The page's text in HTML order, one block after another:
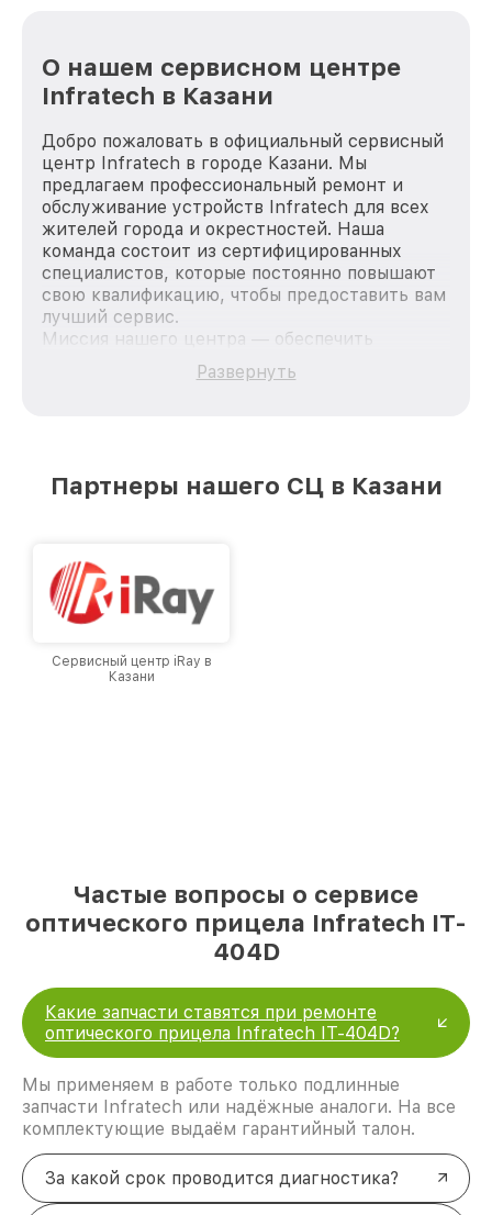
О нашем сервисном центре
Infratech в Казани
Добро пожаловать в официальный сервисный
центр Infratech в городе Казани. Мы
предлагаем профессиональный ремонт и
обслуживание устройств Infratech для всех
жителей города и окрестностей. Наша
команда состоит из сертифицированных
специалистов, которые постоянно повышают
свою квалификацию, чтобы предоставить вам
лучший сервис.
Миссия нашего центра — обеспечить
качественный и доступный ремонт для
каждого пользователя продукции Infratech,
лучшим сервисным центром Infratech в
Развернуть
Партнеры нашего СЦ в Казани
Сервисный центр iRay в
Казани
Частые вопросы о сервисе
оптического прицела Infratech IT-
404D
Какие запчасти ставятся при ремонте
оптического прицела Infratech IT-404D?
Мы применяем в работе только подлинные
запчасти Infratech или надёжные аналоги. На все
комплектующие выдаём гарантийный талон.
За какой срок проводится диагностика?